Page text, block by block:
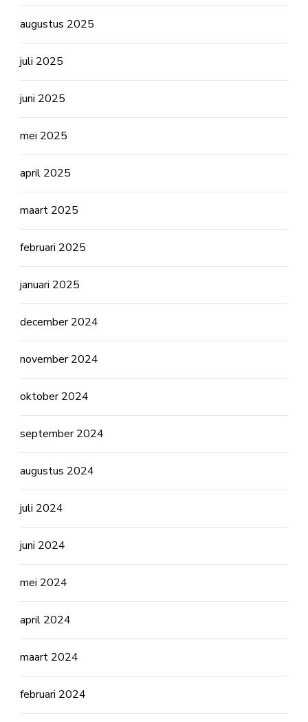
augustus 2025
juli 2025
juni 2025
mei 2025
april 2025
maart 2025
februari 2025
januari 2025
december 2024
november 2024
oktober 2024
september 2024
augustus 2024
juli 2024
juni 2024
mei 2024
april 2024
maart 2024
februari 2024